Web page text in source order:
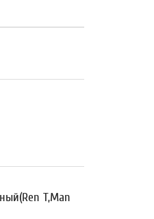
T,Man